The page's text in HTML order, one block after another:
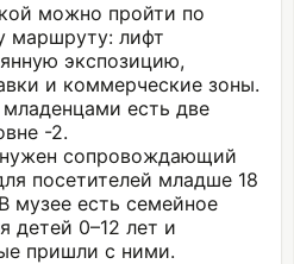
можно пройти по
маршруту: лифт
экспозицию,
и коммерческие зоны.
есть две
-2.
сопровождающий
посетителей младше 18
музее есть семейное
детей 0–12 лет и
пришли с ними.